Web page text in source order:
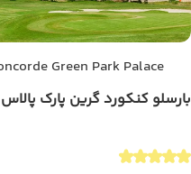
Green Park Palace
بارسلو کنکورد گرین پارک پالاس